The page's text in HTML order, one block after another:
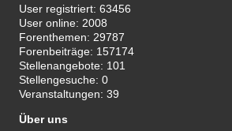
User registriert:63456
User online: 2008
Forenthemen: 29787
Forenbeiträge: 157174
Stellenangebote: 101
Stellengesuche:0
Veranstaltungen:39
Über uns